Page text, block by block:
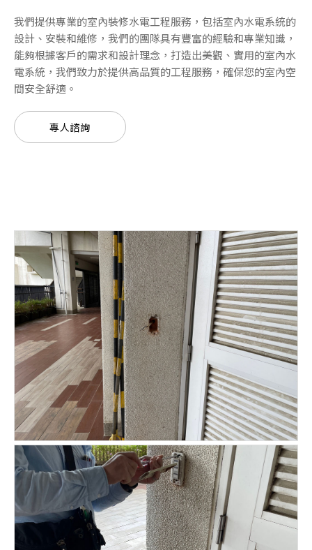
我們提供專業的室內裝修水電工程服務，包括室內水電系統的
設計、安裝和維修，我們的團隊具有豐富的經驗和專業知識，
能夠根據客戶的需求和設計理念，打造出美觀、實用的室內水
電系統，我們致力於提供高品質的工程服務，確保您的室內空
間安全舒適。
專人諮詢